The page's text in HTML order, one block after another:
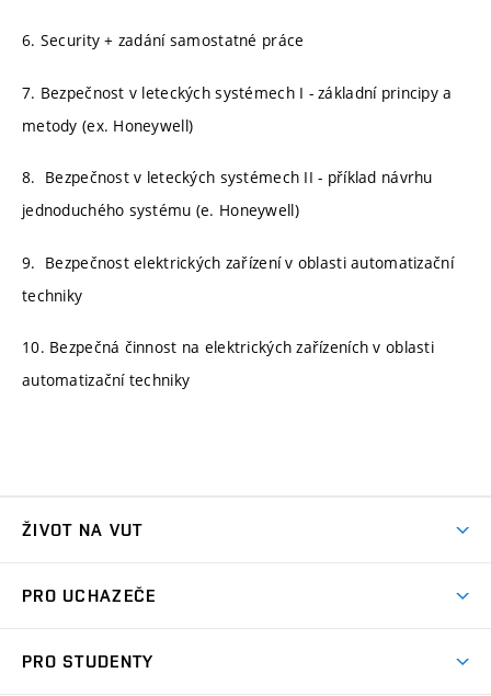
6. Security + zadání samostatné práce
7. Bezpečnost v leteckých systémech I - základní principy a
metody (ex. Honeywell)
8. Bezpečnost v leteckých systémech II - příklad návrhu
jednoduchého systému (e. Honeywell)
9. Bezpečnost elektrických zařízení v oblasti automatizační
techniky
10. Bezpečná činnost na elektrických zařízeních v oblasti
automatizační techniky
ŽIVOT NA VUT
Koleje
PRO UCHAZEČE
PRO STUDENTY